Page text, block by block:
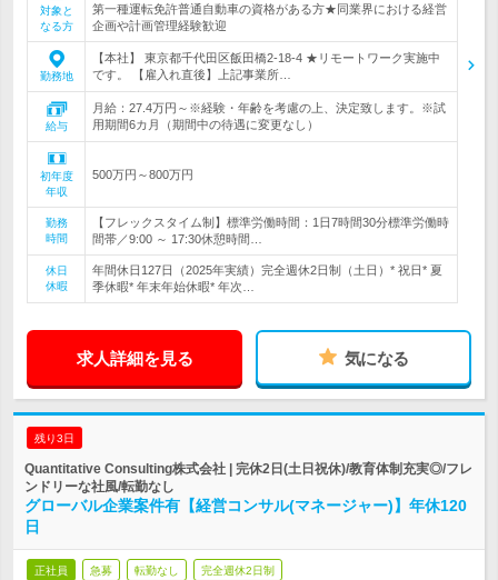
対象と
なる方
第一種運転免許普通自動車の資格がある方★同業界における経営
企画や計画管理経験歓迎
勤務地
【本社】 東京都千代田区飯田橋2-18-4 ★リモートワーク実施中
です。 【雇入れ直後】上記事業所…
給与
月給：27.4万円～※経験・年齢を考慮の上、決定致します。※試
用期間6カ月（期間中の待遇に変更なし）
初年度
年収
500万円～800万円
勤務
時間
【フレックスタイム制】標準労働時間：1日7時間30分標準労働時
間帯／9:00 ～ 17:30休憩時間…
休日
休暇
年間休日127日（2025年実績）完全週休2日制（土日）* 祝日* 夏
季休暇* 年末年始休暇* 年次…
求人詳細を見る 気になる
残り3日
Quantitative Consulting株式会社 | 完休2日(土日祝休)/教育体制充実◎/フレ
ンドリーな社風/転勤なし
グローバル企業案件有【経営コンサル(マネージャー)】年休120
日
正社員 急募 転勤なし 完全週休2日制